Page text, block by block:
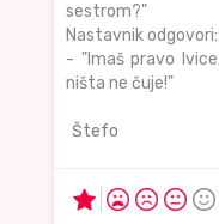
sestrom?"
Nastavnik odgovori:
- "Imaš pravo
ništa ne čuje!"
Štefo